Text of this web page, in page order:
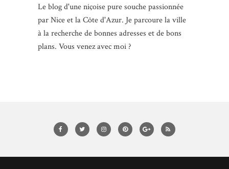
Le blog d'une niçoise pure souche passionnée
par Nice et la Côte d'Azur. Je parcoure la ville
à la recherche de bonnes adresses et de bons
plans. Vous venez avec moi ?